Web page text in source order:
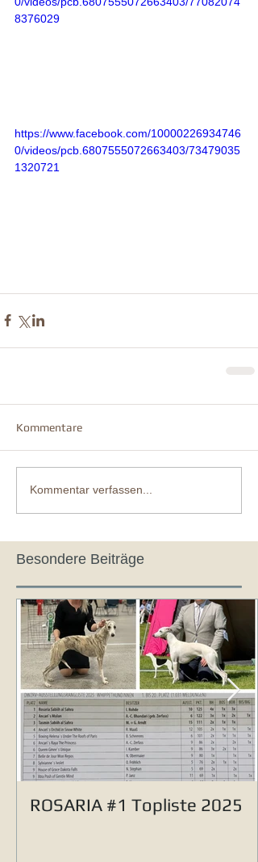
8376029
https://www.facebook.com/10000226934746
0/videos/pcb.6807555072663403/73479035
1320721
Kommentare
Kommentar verfassen...
Besondere Beiträge
ROSARIA #1 Topliste 2025